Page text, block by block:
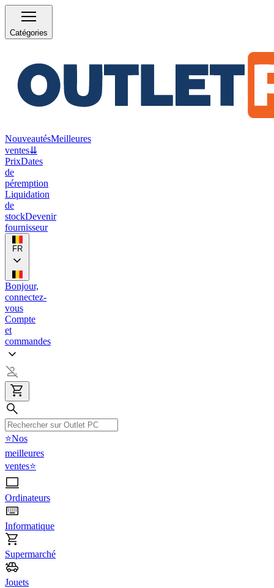
Catégories
NouveautésMeilleures
ventes⇊
PrixDates
de
péremption
Liquidation
de
stockDevenir
fournisseur
FR
Bonjour,
connectez-
vous
Compte
et
commandes
⭐Nos
meilleures
ventes⭐
Ordinateurs
Informatique
Supermarché
Jouets